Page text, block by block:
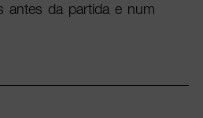
antes da partida e num